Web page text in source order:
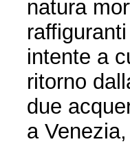
natura
intente a
ritorno
due
a